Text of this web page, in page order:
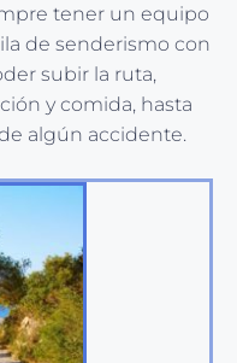
tener un equipo
de senderismo con
subir la ruta,
y comida, hasta
algún accidente.